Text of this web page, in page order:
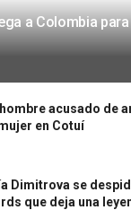
a Colombia
acusado de
en Cotuí
Dimitrova se
que deja una